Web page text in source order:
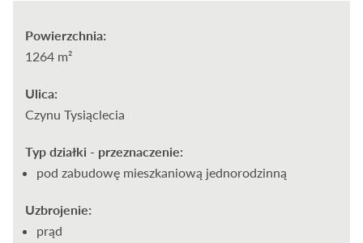
Powierzchnia:
1264 m²
Ulica:
Czynu Tysiąclecia
Typ działki - przeznaczenie:
pod zabudowę mieszkaniową jednorodzinną
Uzbrojenie:
prąd